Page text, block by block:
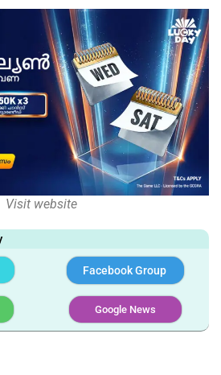
Visit website
Facebook Group
Google News